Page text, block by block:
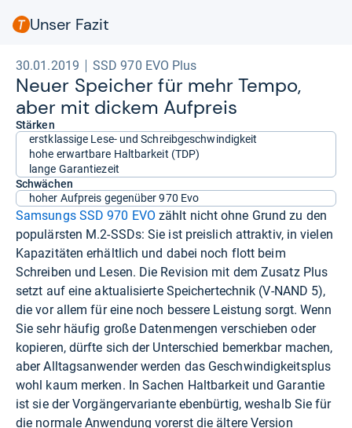
Unser Fazit
30.01.2019 SSD 970 EVO Plus
Neuer Spei­cher für mehr Tempo,
aber mit dickem Auf­preis
Stärken
erstklassige Lese- und Schreibgeschwindigkeit
hohe erwartbare Haltbarkeit (TDP)
lange Garantiezeit
Schwächen
hoher Aufpreis gegenüber 970 Evo
Samsungs SSD 970 EVO zählt nicht ohne Grund zu den
populärsten M.2-SSDs: Sie ist preislich attraktiv, in vielen
Kapazitäten erhältlich und dabei noch flott beim
Schreiben und Lesen. Die Revision mit dem Zusatz Plus
setzt auf eine aktualisierte Speichertechnik (V-NAND 5),
die vor allem für eine noch bessere Leistung sorgt. Wenn
Sie sehr häufig große Datenmengen verschieben oder
kopieren, dürfte sich der Unterschied bemerkbar machen,
aber Alltagsanwender werden das Geschwindigkeitsplus
wohl kaum merken. In Sachen Haltbarkeit und Garantie
ist sie der Vorgängervariante ebenbürtig, weshalb Sie für
die normale Anwendung vorerst die ältere Version